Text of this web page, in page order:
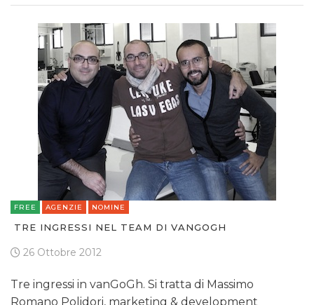
FREE AGENZIE NOMINE
TRE INGRESSI NEL TEAM DI VANGOGH
26 Ottobre 2012
Tre ingressi in vanGoGh. Si tratta di Massimo
Romano Polidori, marketing & development